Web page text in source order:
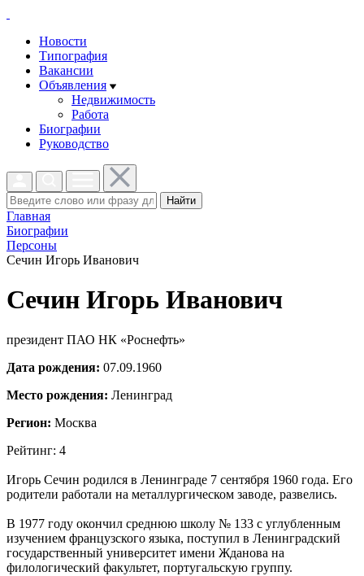
Новости
Типография
Вакансии
Объявления
Недвижимость
Работа
Биографии
Руководство
Найти
Главная
Биографии
Персоны
Сечин Игорь Иванович
Сечин Игорь Иванович
президент ПАО НК «Роснефть»
Дата рождения: 07.09.1960
Место рождения: Ленинград
Регион: Москва
Рейтинг: 4
Игорь Сечин родился в Ленинграде 7 сентября 1960 года. Его
родители работали на металлургическом заводе, развелись.
В 1977 году окончил среднюю школу № 133 с углубленным
изучением французского языка, поступил в Ленинградский
государственный университет имени Жданова на
филологический факультет, португальскую группу.